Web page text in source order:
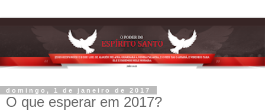
domingo, 1 de janeiro de 2017
O que esperar em 2017?